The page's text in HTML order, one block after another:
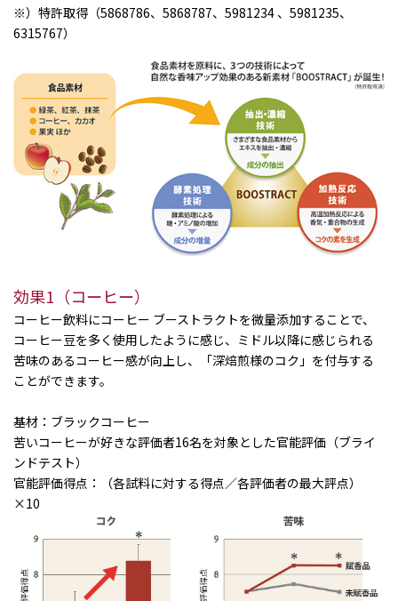
※）特許取得（5868786、5868787、5981234 、5981235、
6315767）
効果1（コーヒー）
コーヒー飲料にコーヒー ブーストラクトを微量添加することで、
コーヒー豆を多く使用したように感じ、ミドル以降に感じられる
苦味のあるコーヒー感が向上し、「深焙煎様のコク」を付与する
ことができます。
基材：ブラックコーヒー
苦いコーヒーが好きな評価者16名を対象とした官能評価（ブライ
ンドテスト）
官能評価得点：（各試料に対する得点／各評価者の最大評点）
×10